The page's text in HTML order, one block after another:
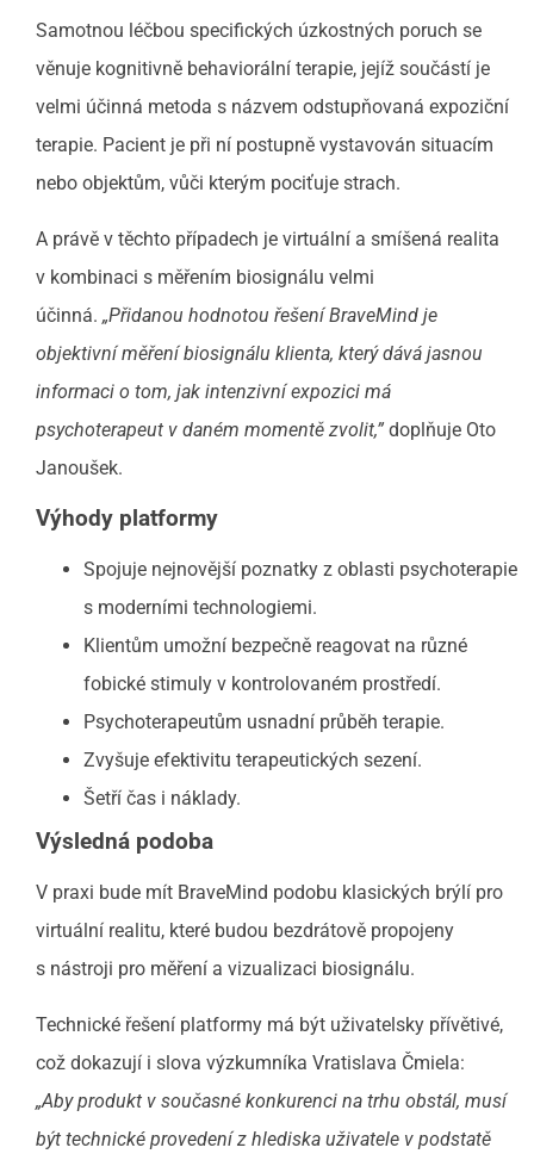
Samotnou léčbou specifických úzkostných poruch se
věnuje kognitivně behaviorální terapie, jejíž součástí je
velmi účinná metoda s názvem odstupňovaná expoziční
terapie. Pacient je při ní postupně vystavován situacím
nebo objektům, vůči kterým pociťuje strach.
A právě v těchto případech je virtuální a smíšená realita
v kombinaci s měřením biosignálu velmi
účinná. „Přidanou hodnotou řešení BraveMind je
objektivní měření biosignálu klienta, který dává jasnou
informaci o tom, jak intenzivní expozici má
psychoterapeut v daném momentě zvolit,” doplňuje Oto
Janoušek.
Výhody platformy
Spojuje nejnovější poznatky z oblasti psychoterapie
s moderními technologiemi.
Klientům umožní bezpečně reagovat na různé
fobické stimuly v kontrolovaném prostředí.
Psychoterapeutům usnadní průběh terapie.
Zvyšuje efektivitu terapeutických sezení.
Šetří čas i náklady.
Výsledná podoba
V praxi bude mít BraveMind podobu klasických brýlí pro
virtuální realitu, které budou bezdrátově propojeny
s nástroji pro měření a vizualizaci biosignálu.
Technické řešení platformy má být uživatelsky přívětivé,
což dokazují i slova výzkumníka Vratislava Čmiela:
„Aby produkt v současné konkurenci na trhu obstál, musí
být technické provedení z hlediska uživatele v podstatě